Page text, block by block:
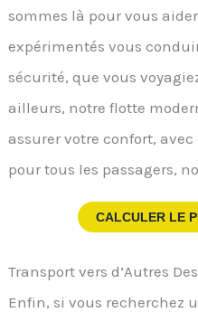
sommes là pour vous
expérimentés vous
sécurité, que vous
ailleurs, notre flotte
assurer votre confort,
pour tous les passagers,
CALCULER LE
Transport vers d’Autres
Enfin, si vous recherchez